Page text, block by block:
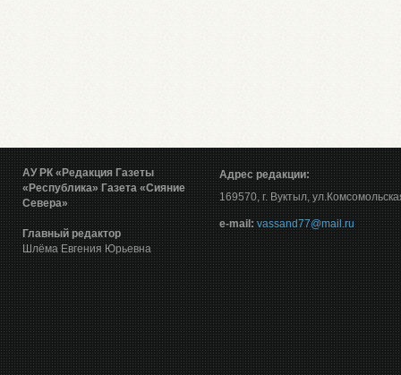
АУ РК «Редакция Газеты
«Республика» Газета «Сияние
Севера»
Главный редактор
Шлёма Евгения Юрьевна
Адрес редакции:
169570, г. Вуктыл,
е-mail: vassand77@mail.ru